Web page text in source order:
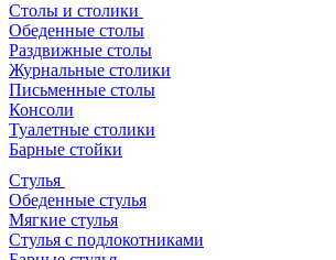
Столы и столики
Обеденные столы
Раздвижные столы
Журнальные столики
Письменные столы
Консоли
Туалетные столики
Барные стойки
Стулья
Обеденные стулья
Мягкие стулья
Стулья с подлокотниками